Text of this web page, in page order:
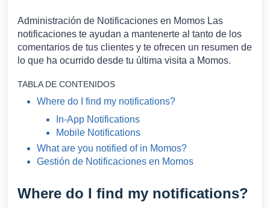
Administración de Notificaciones en Momos Las
notificaciones te ayudan a mantenerte al tanto de los
comentarios de tus clientes y te ofrecen un resumen de
lo que ha ocurrido desde tu última visita a Momos.
TABLA DE CONTENIDOS
Where do I find my notifications?
In-App Notifications
Mobile Notifications
What are you notified of in Momos?
Gestión de Notificaciones en Momos
Where do I find my notifications?